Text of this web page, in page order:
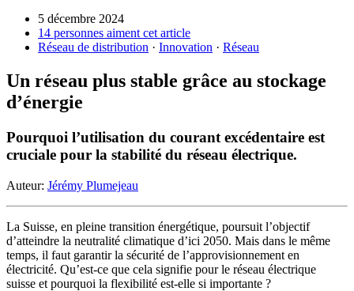
5 décembre 2024
14 personnes aiment cet article
Réseau de distribution · Innovation · Réseau
Un réseau plus stable grâce au stockage
d’énergie
Pourquoi l’utilisation du courant excédentaire est
cruciale pour la stabilité du réseau électrique.
Auteur: Jérémy Plumejeau
La Suisse, en pleine transition énergétique, poursuit l’objectif
d’atteindre la neutralité climatique d’ici 2050. Mais dans le même
temps, il faut garantir la sécurité de l’approvisionnement en
électricité. Qu’est-ce que cela signifie pour le réseau électrique
suisse et pourquoi la flexibilité est-elle si importante ?